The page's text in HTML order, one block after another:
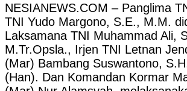
NESIANEWS.COM – Panglima
TNI Yudo Margono, S.E., M.M.
Laksamana TNI Muhammad Ali,
M.Tr.Opsla., Irjen TNI Letnan
(Mar) Bambang Suswantono,
(Han). Dan Komandan Kormar